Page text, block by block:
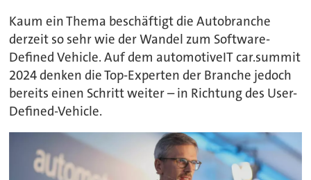
Kaum ein Thema beschäftigt die Autobranche
derzeit so sehr wie der Wandel zum Software-
Defined Vehicle. Auf dem automotiveIT car.summit
2024 denken die Top-Experten der Branche jedoch
bereits einen Schritt weiter – in Richtung des User-
Defined-Vehicle.